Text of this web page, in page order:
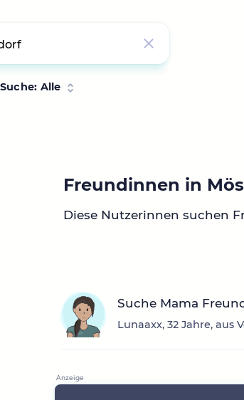
Suche: Alle
Freundinnen in
Diese Nutzerinnen suchen
Suche Mama
Lunaaxx, 32 Jahre, aus